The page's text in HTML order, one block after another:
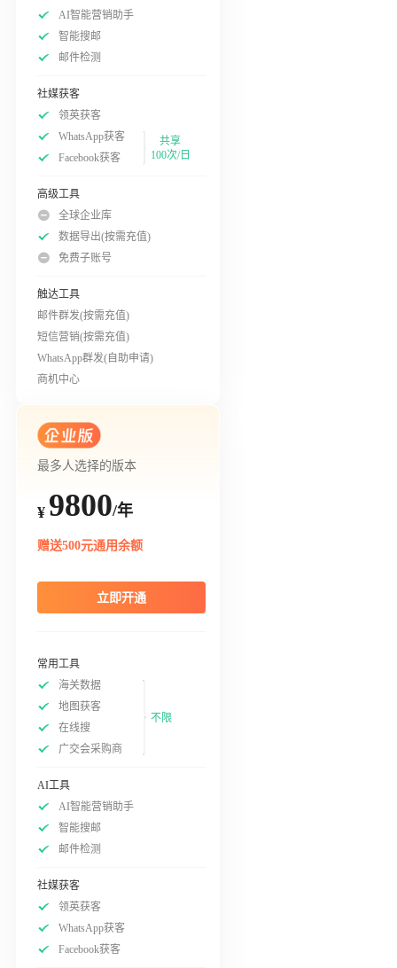
AI智能营销助手
智能搜邮
邮件检测
社媒获客
领英获客
WhatsApp获客
Facebook获客
共享
100次/日
高级工具
全球企业库
数据导出(按需充值)
免费子账号
触达工具
邮件群发(按需充值)
短信营销(按需充值)
WhatsApp群发(自助申请)
商机中心
最多人选择的版本
¥ 9800/年
赠送500元通用余额
立即开通
常用工具
海关数据
地图获客
在线搜
广交会采购商
不限
AI工具
AI智能营销助手
智能搜邮
邮件检测
社媒获客
领英获客
WhatsApp获客
Facebook获客